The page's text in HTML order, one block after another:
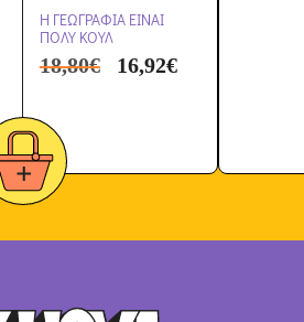
Η ΓΕΩΓΡΑΦΙΑ ΕΙΝΑΙ
ΠΟΛΥ ΚΟΥΛ
18,80€ 16,92€